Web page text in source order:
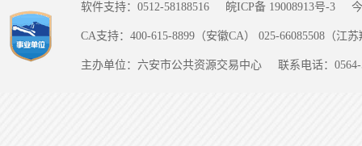
软件支持：0512-58188516 皖ICP备 19008913号-3
CA支持：400-615-8899（安徽CA） 025-66085508（江
主办单位：六安市公共资源交易中心 联系电话：0564-